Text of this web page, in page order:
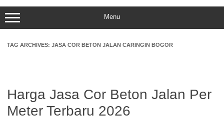
Menu
TAG ARCHIVES: JASA COR BETON JALAN CARINGIN BOGOR
Harga Jasa Cor Beton Jalan Per
Meter Terbaru 2026